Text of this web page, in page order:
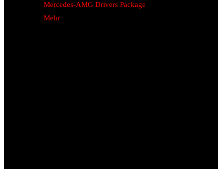
Mercedes-AMG Drivers Package
Mehr